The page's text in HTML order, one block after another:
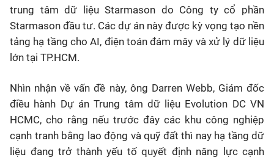
trung tâm dữ liệu Starmason do Công ty cổ phần
Starmason đầu tư. Các dự án này được kỳ vọng tạo nền
tảng hạ tầng cho AI, điện toán đám mây và xử lý dữ liệu
lớn tại TP.HCM.
Nhìn nhận về vấn đề này, ông Darren Webb, Giám đốc
điều hành Dự án Trung tâm dữ liệu Evolution DC VN
HCMC, cho rằng nếu trước đây các khu công nghiệp
cạnh tranh bằng lao động và quỹ đất thì nay hạ tầng dữ
liệu đang trở thành yếu tố quyết định năng lực cạnh